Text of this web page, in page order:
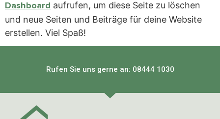
Dashboard aufrufen, um diese Seite zu löschen
und neue Seiten und Beiträge für deine Website
erstellen. Viel Spaß!
Rufen Sie uns gerne an: 08444 1030